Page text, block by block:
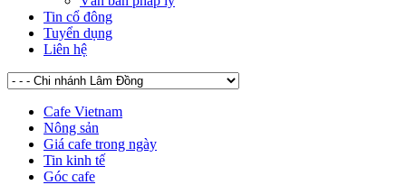
Tin cổ đông
Tuyển dụng
Liên hệ
Cafe Vietnam
Nông sản
Giá cafe trong ngày
Tin kinh tế
Góc cafe